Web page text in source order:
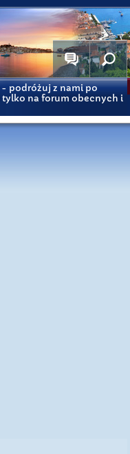
- podróżuj z nami po
tylko na forum obecnych i